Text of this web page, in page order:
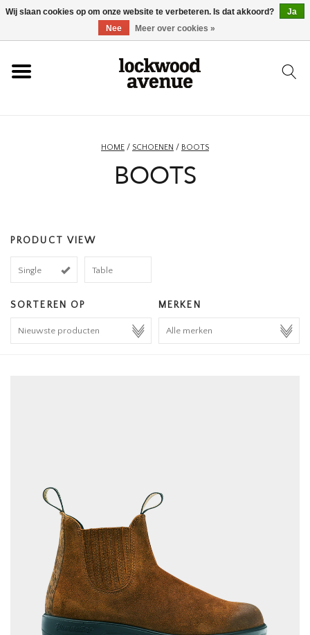
HOME
ACCESSOIRES
HOMEWARE
HOME / SCHOENEN / BOOTS
BOOTS
PRODUCT VIEW
Single Table
SORTEREN OP MERKEN
Wij slaan cookies op om onze website te verbeteren. Is dat akkoord?
Ja
Nee
Meer over cookies »